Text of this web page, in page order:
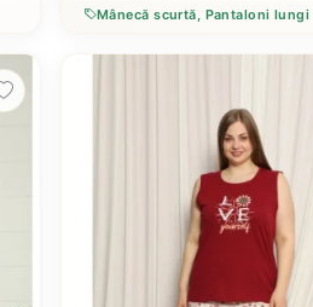
Mânecă scurtă, Pantaloni lungi